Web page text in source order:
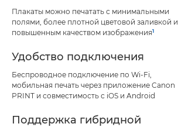
Плакаты можно печатать с минимальными
полями, более плотной цветовой заливкой и
повышенным качеством изображения1
Удобство подключения
Беспроводное подключение по Wi-Fi,
мобильная печать через приложение Canon
PRINT и совместимость с iOS и Android
Поддержка гибридной